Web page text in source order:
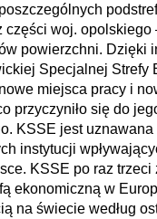
woj. opolskiego
powierzchni. Dzięki
Specjalnej Strefy
miejsca pracy i
przyczyniło się do
KSSE jest uznawana
instytucji
KSSE po raz trzeci
ekonomiczną w
na świecie według